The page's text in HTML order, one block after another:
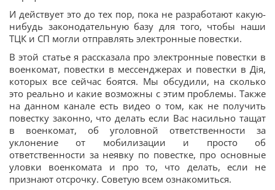
И действует это до тех пор, пока не разработают какую-
нибудь законодательную базу для того, чтобы наши
ТЦК и СП могли отправлять электронные повестки.
В этой статье я рассказала про электронные повестки в
военкомат, повестки в мессенджерах и повестки в Дія,
которых все сейчас боятся. Мы обсудили, на сколько
это реально и какие возможны с этим проблемы. Также
на данном канале есть видео о том, как не получить
повестку законно, что делать если Вас насильно тащат
в военкомат, об уголовной ответственности за
уклонение от мобилизации и просто об
ответственности за неявку по повестке, про основные
уловки военкомата и про то, что делать, если не
признают отсрочку. Советую всем ознакомиться.